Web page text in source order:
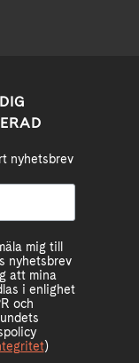
nyhetsbrev
mig till
nyhetsbrev
att mina
i enlighet
och
)